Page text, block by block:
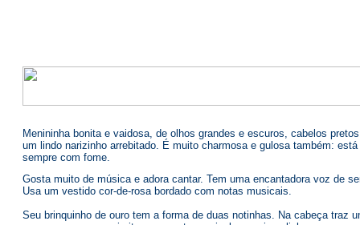
Um grande e afetuoso
FELIZ... Andréa Araújo
Ver todos recadinhos!